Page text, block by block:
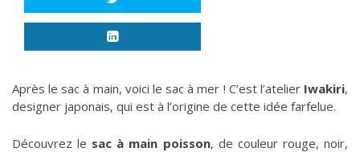
Après le sac à main, voici le sac à mer ! C’est l’atelier Iwakiri,
designer japonais, qui est à l’origine de cette idée farfelue.
Découvrez le sac à main poisson, de couleur rouge, noir,